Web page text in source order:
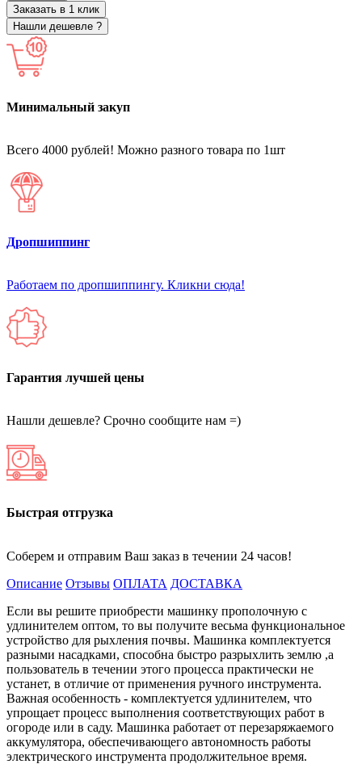
Заказать в 1 клик
Нашли дешевле ?
Минимальный закуп
Всего 4000 рублей! Можно разного товара по 1шт
Дропшиппинг
Работаем по дропшиппингу. Кликни сюда!
Гарантия лучшей цены
Нашли дешевле? Срочно сообщите нам =)
Быстрая отгрузка
Соберем и отправим Ваш заказ в течении 24 часов!
Описание Отзывы ОПЛАТА ДОСТАВКА
Если вы решите приобрести машинку прополочную с
удлинителем оптом, то вы получите весьма функциональное
устройство для рыхления почвы. Машинка комплектуется
разными насадками, способна быстро разрыхлить землю ,а
пользователь в течении этого процесса практически не
устанет, в отличие от применения ручного инструмента.
Важная особенность - комплектуется удлинителем, что
упрощает процесс выполнения соответствующих работ в
огороде или в саду. Машинка работает от перезаряжаемого
аккумулятора, обеспечивающего автономность работы
электрического инструмента продолжительное время.